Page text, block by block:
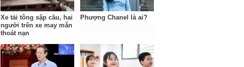
Xe tải tông sập cầu, hai
người trên xe may mắn
thoát nạn
Phượng Chanel là ai?